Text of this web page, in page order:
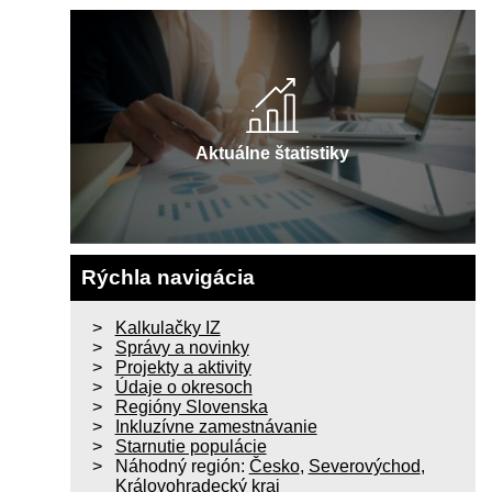
Aktuálne štatistiky
Rýchla navigácia
Kalkulačky IZ
Správy a novinky
Projekty a aktivity
Údaje o okresoch
Regióny Slovenska
Inkluzívne zamestnávanie
Starnutie populácie
Náhodný región: Česko, Severovýchod,
Královohradecký kraj